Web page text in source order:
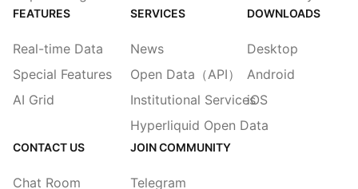
FEATURES
Real-time Data
Special Features
AI Grid
SERVICES
News
Open Data（API）
Institutional Services
Hyperliquid Open Data
DOWNLOADS
Desktop
Android
iOS
CONTACT US
Chat Room
JOIN COMMUNITY
Telegram